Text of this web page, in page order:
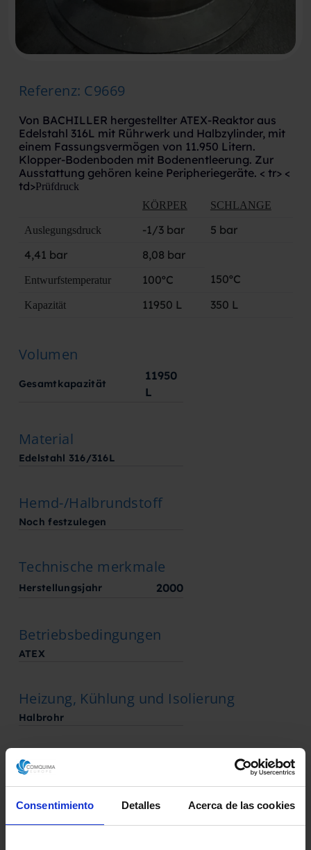
Consentimiento Detalles Acerca de las cookies
Referenz: C9669
Von BACHILLER hergestellter ATEX-Reaktor aus
Edelstahl 316L mit Rührwerk und Halbzylinder, mit
einem Fassungsvermögen von 11.950 Litern.
Klopper-Bodenboden mit Bodenentleerung. Zur
Ausstattung gehören keine Peripheriegeräte. < tr> <
td>Prüfdruck
KÖRPER
SCHLANGE
Auslegungsdruck -1/3 bar
5 bar
4,41 bar
8,08 bar
Entwurfstemperatur 100ºC 150ºC
Kapazität 11950 L 350 L
Volumen
Gesamtkapazität
11950
L
Material
Edelstahl 316/316L
Hemd-/Halbrundstoff
Noch festzulegen
Technische merkmale
Herstellungsjahr 2000
Betriebsbedingungen
ATEX
Heizung, Kühlung und Isolierung
Halbrohr
Rührsystem
Zustand